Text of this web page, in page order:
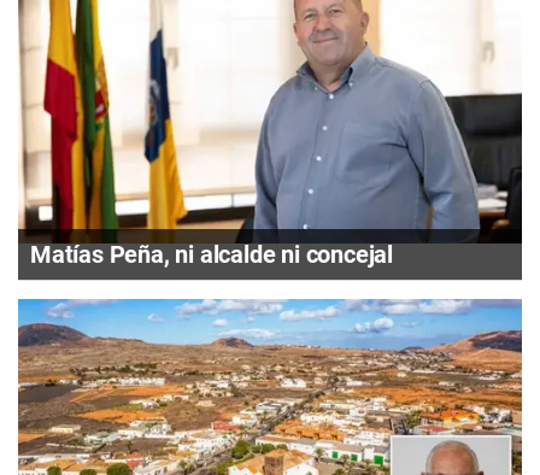
Matías Peña, ni alcalde ni concejal